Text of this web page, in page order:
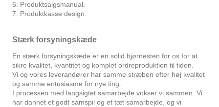
6. Produktsalgsmanual.
7. Produktkasse design.
Stærk forsyningskæde
En stærk forsyningskæde er en solid hjørnesten for os for at
sikre kvalitet, kvantitet og komplet ordreproduktion til tiden.
Vi og vores leverandører har samme stræben efter høj kvalitet
og samme entusiasme for nye ting.
I processen med langsigtet samarbejde vokser vi sammen. Vi
har dannet et godt samspil og et tæt samarbejde, og vi